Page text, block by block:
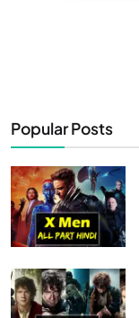
Popular Posts